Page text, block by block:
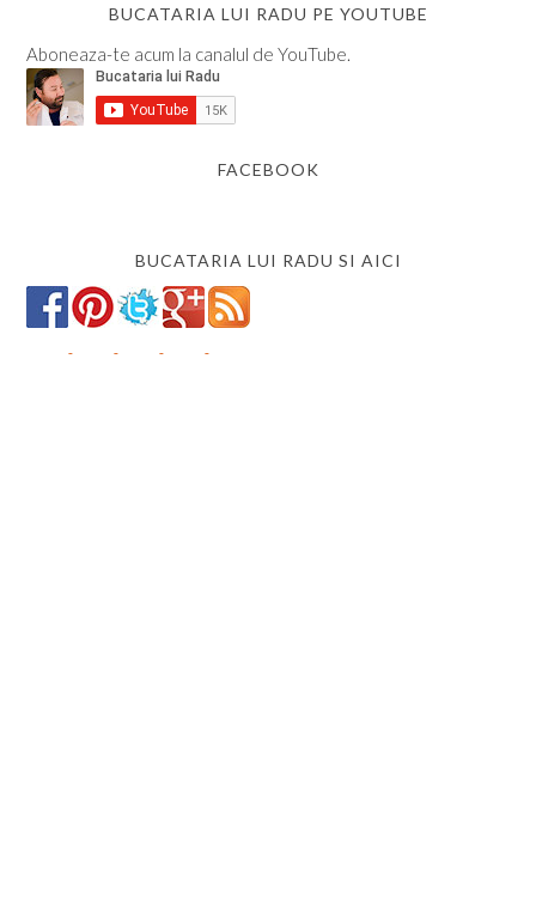
BUCATARIA LUI RADU PE YOUTUBE
Aboneaza-te acum la canalul de YouTube.
FACEBOOK
BUCATARIA LUI RADU SI AICI